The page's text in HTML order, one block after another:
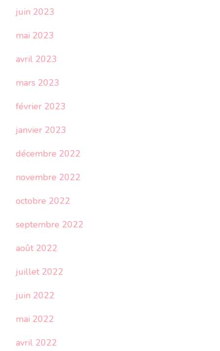
juin 2023
mai 2023
avril 2023
mars 2023
février 2023
janvier 2023
décembre 2022
novembre 2022
octobre 2022
septembre 2022
août 2022
juillet 2022
juin 2022
mai 2022
avril 2022